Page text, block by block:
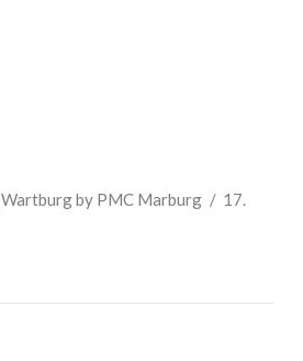
Wartburgby PMC Marburg
17.